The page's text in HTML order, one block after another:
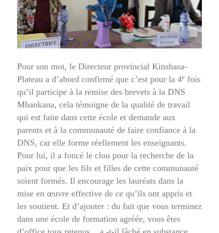
Pour son mot, le Directeur provincial Kinshasa-
Plateau a d’abord confirmé que c’est pour la 4e fois
qu’il participe à la remise des brevets à la DNS
Mbankana, cela témoigne de la qualité de travail
qui est faite dans cette école et demande aux
parents et à la communauté de faire confiance à la
DNS, car elle forme réellement les enseignants.
Pour lui, il a foncé le clou pour la recherche de la
paix pour que les fils et filles de cette communauté
soient formés. Il encourage les lauréats dans la
mise en œuvre effective de ce qu’ils ont appris et
les soutient. Et d’ajouter : du fait que vous terminez
dans une école de formation agréée, vous êtes